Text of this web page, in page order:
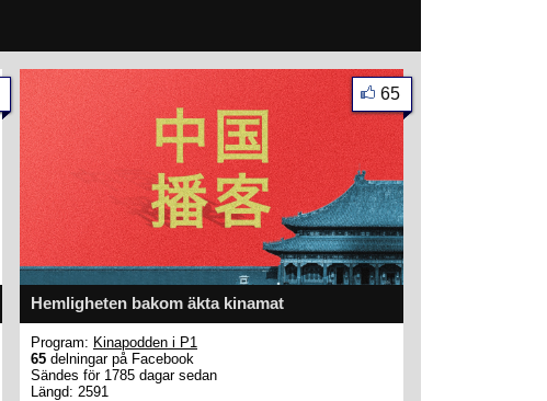
Hemligheten bakom äkta kinamat
65
Program: Kinapodden i P1
65 delningar på Facebook
Sändes för 1785 dagar sedan
Längd: 2591